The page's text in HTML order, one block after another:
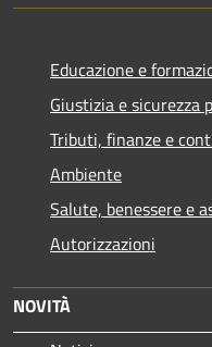
Educazione e
Giustizia e sicurezza
Tributi, finanze e
Ambiente
Salute, benessere e
Autorizzazioni
NOVITÀ